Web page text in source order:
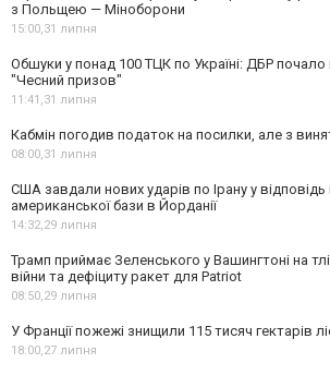
з Польщею — Міноборони
15:00,31 липня
Обшуки у понад 100 ТЦК по Україні: ДБР
"Чесний призов"
11:41,31 липня
Кабмін погодив податок на посилки, але з
08:00,31 липня
США завдали нових ударів по Ірану у відповідь
американської бази в Йорданії
14:32,29 липня
Трамп приймає Зеленського у Вашингтоні на
війни та дефіциту ракет для Patriot
08:50,29 липня
У Франції пожежі знищили 115 тисяч гектарів
18:00,27 липня